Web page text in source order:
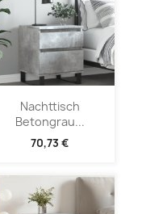
Nachttisch
Betongrau...
70,73 €